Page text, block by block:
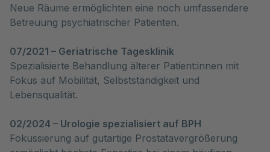
Neue Räume ermöglichten eine noch umfassendere
Betreuung psychiatrischer Patienten.
07/2021 – Geriatrische Tagesklinik
Spezialisierte Behandlung älterer Patient:innen mit
Fokus auf Mobilität, Selbstständigkeit und
Lebensqualität.
02/2024 – Urologie spezialisiert auf BPH
Fokussierung auf gutartige Prostatavergrößerung